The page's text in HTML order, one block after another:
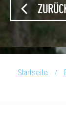
Startseite /